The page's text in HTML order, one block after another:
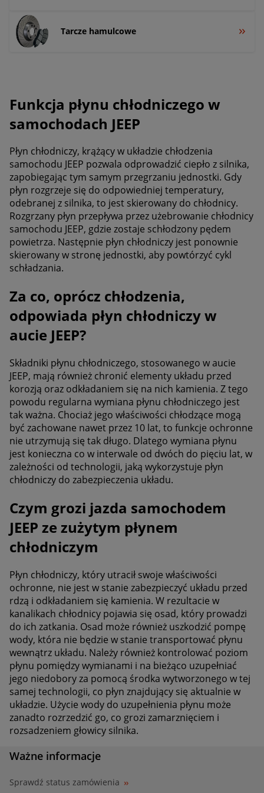
Tarcze hamulcowe
Funkcja płynu chłodniczego w
samochodach JEEP
Płyn chłodniczy, krążący w układzie chłodzenia
samochodu JEEP pozwala odprowadzić ciepło z silnika,
zapobiegając tym samym przegrzaniu jednostki. Gdy
płyn rozgrzeje się do odpowiedniej temperatury,
odebranej z silnika, to jest skierowany do chłodnicy.
Rozgrzany płyn przepływa przez użebrowanie chłodnicy
samochodu JEEP, gdzie zostaje schłodzony pędem
powietrza. Następnie płyn chłodniczy jest ponownie
skierowany w stronę jednostki, aby powtórzyć cykl
schładzania.
Za co, oprócz chłodzenia,
odpowiada płyn chłodniczy w
aucie JEEP?
Składniki płynu chłodniczego, stosowanego w aucie
JEEP, mają również chronić elementy układu przed
korozją oraz odkładaniem się na nich kamienia. Z tego
powodu regularna wymiana płynu chłodniczego jest
tak ważna. Chociaż jego właściwości chłodzące mogą
być zachowane nawet przez 10 lat, to funkcje ochronne
nie utrzymują się tak długo. Dlatego wymiana płynu
jest konieczna co w interwale od dwóch do pięciu lat, w
zależności od technologii, jaką wykorzystuje płyn
chłodniczy do zabezpieczenia układu.
Czym grozi jazda samochodem
JEEP ze zużytym płynem
chłodniczym
Płyn chłodniczy, który utracił swoje właściwości
ochronne, nie jest w stanie zabezpieczyć układu przed
rdzą i odkładaniem się kamienia. W rezultacie w
kanalikach chłodnicy pojawia się osad, który prowadzi
do ich zatkania. Osad może również uszkodzić pompę
wody, która nie będzie w stanie transportować płynu
wewnątrz układu. Należy również kontrolować poziom
płynu pomiędzy wymianami i na bieżąco uzupełniać
jego niedobory za pomocą środka wytworzonego w tej
samej technologii, co płyn znajdujący się aktualnie w
układzie. Użycie wody do uzupełnienia płynu może
zanadto rozrzedzić go, co grozi zamarznięciem i
rozsadzeniem głowicy silnika.
Ważne informacje
Sprawdź status zamówienia